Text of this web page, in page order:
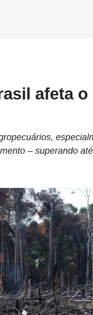
afeta o
– superando